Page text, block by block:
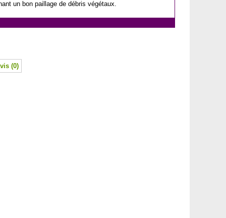
un bon paillage de débris végétaux.
(0)